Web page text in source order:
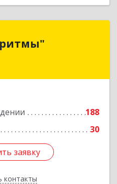
188
30
заявку
контакты
г, Брагина ул, дом
заявку